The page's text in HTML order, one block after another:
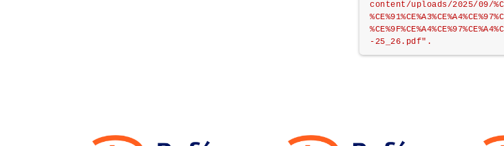
content/uploads/2025/09/
-25_26.pdf".